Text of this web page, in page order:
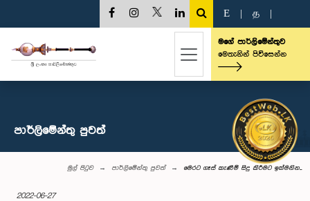
E த
මගේ පාර්ලිමේන්තුව
මෙතැනින් පිවිසෙන්න
පාර්ලි‌මේන්තු පුවත්
මුල් පිටුව පාර්ලි‌මේන්තු පුවත් මෙරට ගෑස් කැණීම් සිදු කිරීමට ඉක්මනින...
2022-06-27